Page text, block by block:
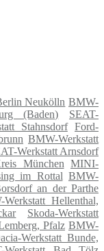
Neukölln BMW-
(Baden)
SEAT-
Stahnsdorf Ford-
BMW-Werkstatt
Werkstatt Arnsdorf
München MINI-
im Rottal BMW-
an der Parthe
Werkstatt Hellenthal,
Skoda-Werkstatt
Pfalz BMW-
Werkstatt Bunde,